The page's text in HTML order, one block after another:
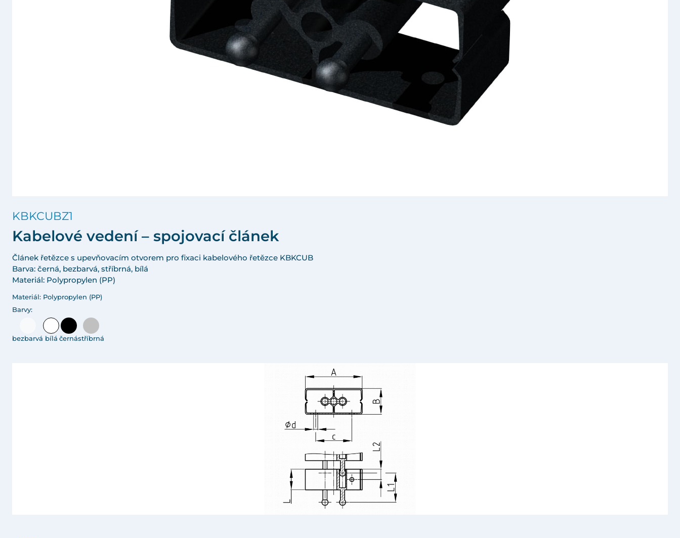
KBKCUBZ1
Kabelové vedení – spojovací článek
Článek řetězce s upevňovacím otvorem pro fixaci kabelového řetězce KBKCUB
Barva: černá, bezbarvá, stříbrná, bílá
Materiál: Polypropylen (PP)
Materiál: Polypropylen (PP)
Barvy:
bezbarvá bílá černástříbrná